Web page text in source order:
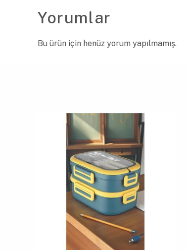
Yorumlar
Bu ürün için henüz yorum yapılmamış.